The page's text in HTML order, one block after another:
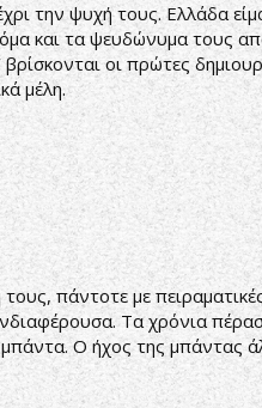
την ψυχή τους. Ελλάδα
και τα ψευδώνυμα τους
οι πρώτες
μέλη.
πάντοτε με
Τα χρόνια
μπάντα. Ο ήχος της μπάντας